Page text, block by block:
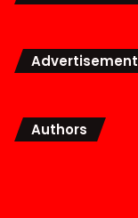
Advertisement
Authors